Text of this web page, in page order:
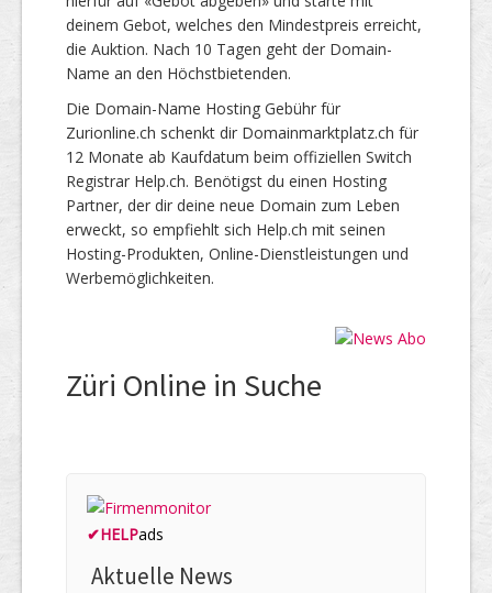
deinem Gebot, welches den Mindestpreis erreicht,
die Auktion. Nach 10 Tagen geht der Domain-
Name an den Höchstbietenden.
Die Domain-Name Hosting Gebühr für
Zurionline.ch schenkt dir Domainmarktplatz.ch für
12 Monate ab Kaufdatum beim offiziellen Switch
Registrar Help.ch. Benötigst du einen Hosting
Partner, der dir deine neue Domain zum Leben
erweckt, so empfiehlt sich Help.ch mit seinen
Hosting-Produkten, Online-Dienstleistungen und
Werbemöglichkeiten.
Züri Online in Suche
✔HELPads
Aktuelle News